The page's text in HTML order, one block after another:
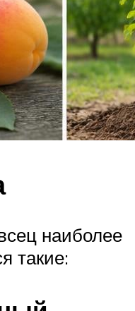
наиболее
такие: